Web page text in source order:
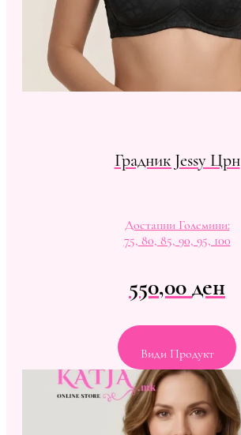
Градник Jessy Црн
Достапни Големини:
75, 80, 85, 90, 95, 100
550,00ден
Види Продукт